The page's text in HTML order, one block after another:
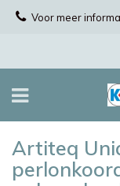
Voor meer
Artiteq